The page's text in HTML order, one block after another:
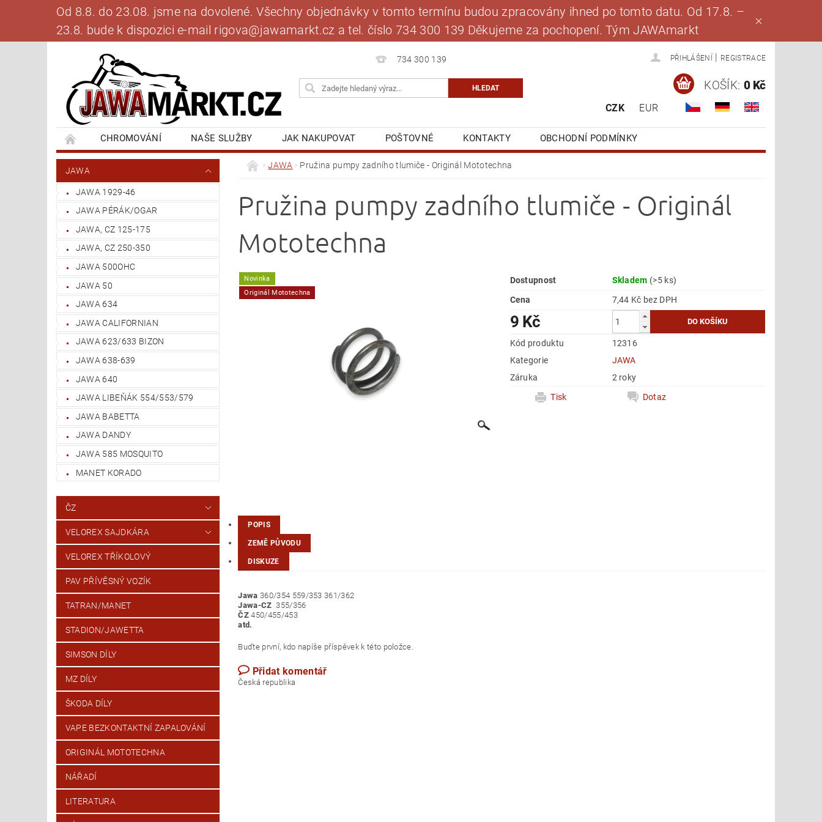
Od 8.8. do 23.08. jsme na dovolené. Všechny objednávky v tomto termínu budou zpracovány ihned po tomto datu. Od 17.8. –
23.8. bude k dispozici e-mail rigova@jawamarkt.cz a tel. číslo 734 300 139 Děkujeme za pochopení. Tým JAWAmarkt
734 300 139 PŘIHLÁŠENÍ REGISTRACE
CZK EUR
KOŠÍK: 0 Kč
CHROMOVÁNÍ NAŠE SLUŽBY JAK NAKUPOVAT POŠTOVNÉ KONTAKTY
OBCHODNÍ PODMÍNKY
BANKOVNÍ SPOJENÍ
NAPIŠTE NÁM BLOG MOJE OBJEDNÁVKA
JAWA
JAWA 1929-46
JAWA PÉRÁK/OGAR
JAWA, CZ 125-175
JAWA, CZ 250-350
JAWA 500OHC
JAWA 50
JAWA 634
JAWA CALIFORNIAN
JAWA 623/633 BIZON
JAWA 638-639
JAWA 640
JAWA LIBEŇÁK 554/553/579
JAWA BABETTA
JAWA DANDY
JAWA 585 MOSQUITO
MANET KORADO
ČZ
VELOREX SAJDKÁRA
VELOREX TŘÍKOLOVÝ
PAV PŘÍVĚSNÝ VOZÍK
TATRAN/MANET
STADION/JAWETTA
SIMSON DÍLY
MZ DÍLY
ŠKODA DÍLY
VAPE BEZKONTAKTNÍ ZAPALOVÁNÍ
ORIGINÁL MOTOTECHNA
NÁŘADÍ
LITERATURA
JAWA Pružina pumpy zadního tlumiče - Originál Mototechna
Pružina pumpy zadního tlumiče - Originál
Mototechna
Novinka
Originál Mototechna
Dostupnost Skladem (>5 ks)
Cena
7,44 Kč bez DPH
9 Kč
Kód produktu
12316
Kategorie
JAWA
Záruka
2 roky
Tisk
Dotaz
POPIS
ZEMĚ PŮVODU
DISKUZE
Jawa 360/354 559/353 361/362
Jawa-CZ 355/356
ČZ 450/455/453
atd.
Buďte první, kdo napíše příspěvek k této položce.
Přidat komentář
Česká republika